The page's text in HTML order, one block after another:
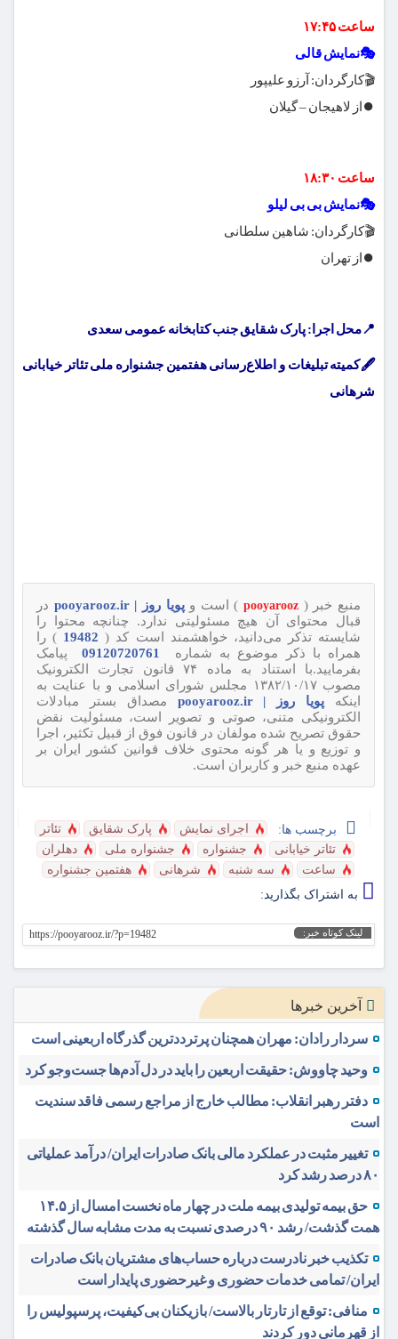
ساعت ۱۷:۴۵
🎭نمایش قالی
🎬کارگردان: آرزو علیپور
⏺از لاهیجان – گیلان
ساعت ۱۸:۳۰
🎭نمایش بی بی لیلو
🎬کارگردان: شاهین سلطانی
⏺از تهران
📍محل اجرا: پارک شقایق جنب کتابخانه عمومی سعدی
🖋کمیته تبلیغات و اطلاع‌رسانی هفتمین جشنواره ملی تئاتر خیابانی
شرهانی
منبع خبر ( pooyarooz) است وپویا روز | pooyarooz.ir
در
قبال محتوای آن هیچ مسئولیتی ندارد. چنانچه محتوا را
شایسته تذکر می‌دانید، خواهشمند است کد (19482
) را
همراه با ذکر موضوع به شماره
پیامک
بفرمایید.با استناد به ماده ۷۴ قانون تجارت الکترونیک
مصوب ۱۳۸۲/۱۰/۱۷ مجلس شورای اسلامی و با عنایت به
اینکه پویا روز | pooyarooz.ir
مصداق بستر مبادلات
الکترونیکی متنی، صوتی و تصویر است، مسئولیت نقض
حقوق تصریح شده مولفان در قانون فوق از قبیل تکثیر، اجرا
و توزیع و یا هر گونه محتوی خلاف قوانین کشور ایران بر
عهده منبع خبر و کاربران است.
برچسب ها: اجرای نمایش پارک شقایق
تئاتر
تئاتر خیابانی
جشنواره جشنواره ملی
دهلران
ساعت
سه شنبه شرهانی
هفتمین جشنواره
به اشتراک بگذارید:
لینک کوتاه خبر: https://pooyarooz.ir/?p=19482
آخرین خبرها
سردار رادان: مهران همچنان پرترددترین گذرگاه اربعینی است
وحید چاووش: حقیقت اربعین را باید در دل آدم‌ها جست‌وجو کرد
دفتر رهبر انقلاب: مطالب خارج از مراجع رسمی فاقد سندیت
است
تغییر مثبت در عملکرد مالی بانک صادرات ایران/ درآمد عملیاتی
۸۰ درصد رشد کرد
حق بیمه تولیدی بیمه ملت در چهار ماه نخست امسال از ۱۴.۵
همت گذشت/ رشد ۹۰ درصدی نسبت به مدت مشابه سال گذشته
تکذیب خبر نادرست درباره حساب‌های مشتریان بانک صادرات
ایران/ تمامی خدمات حضوری و غیرحضوری پایدار است
منافی: توقع از تارتار بالاست/ بازیکنان بی‌کیفیت، پرسپولیس را
از قهرمانی دور کردند